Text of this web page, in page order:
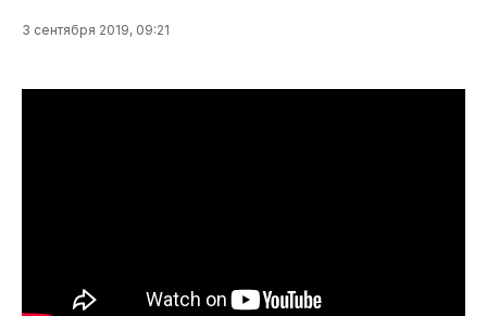
3 сентября 2019, 09:21